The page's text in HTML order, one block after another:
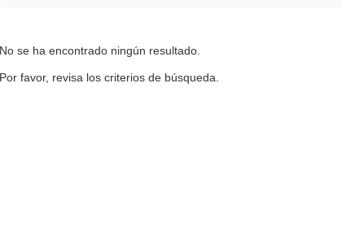
No se ha encontrado ningún resultado.
Por favor, revisa los criterios de búsqueda.